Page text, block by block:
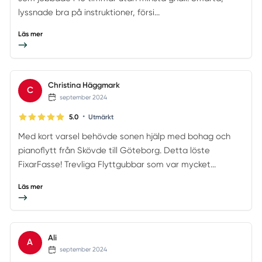
lyssnade bra på instruktioner, försi...
Läs mer
C Christina Häggmark
september 2024
5.0 • Utmärkt
Med kort varsel behövde sonen hjälp med bohag och
pianoflytt från Skövde till Göteborg. Detta löste
FixarFasse! Trevliga Flyttgubbar som var mycket...
Läs mer
A Ali
september 2024